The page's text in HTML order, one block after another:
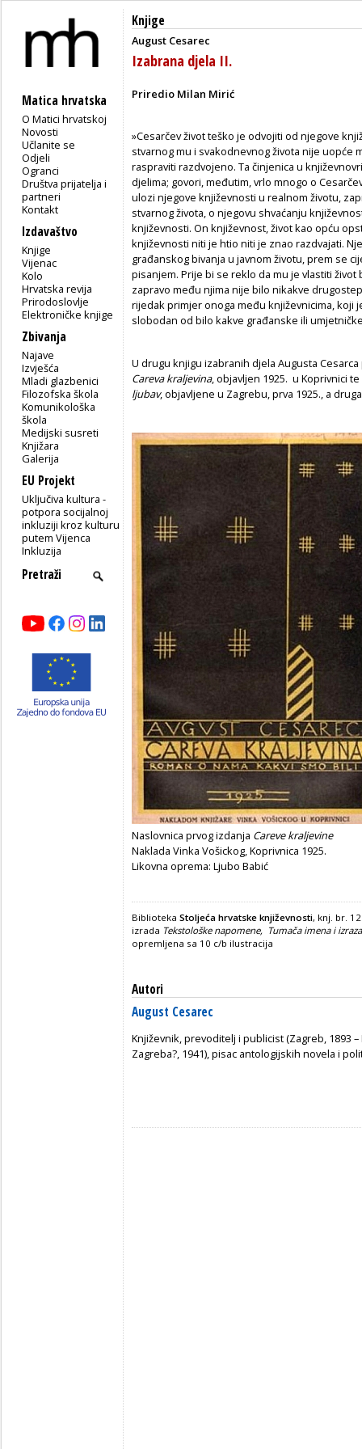
Matica hrvatska
O Matici hrvatskoj
Novosti
Učlanite se
Odjeli
Ogranci
Društva prijatelja i
partneri
Kontakt
Izdavaštvo
Knjige
Vijenac
Kolo
Hrvatska revija
Prirodoslovlje
Elektroničke knjige
Zbivanja
Najave
Izvješća
Mladi glazbenici
Filozofska škola
Komunikološka
škola
Medijski susreti
Knjižara
Galerija
EU Projekt
Uključiva kultura -
potpora socijalnoj
inkluziji kroz kulturu
putem Vijenca
Inkluzija
Knjige
August Cesarec
Izabrana djela II.
Priredio Milan Mirić
»Cesarčev život teško je odvojiti od njegove
stvarnog mu i svakodnevnog života nije uopće
raspraviti razdvojeno. Ta činjenica u
djelima; govori, međutim, vrlo mnogo o
ulozi njegove književnosti u realnom životu,
stvarnog života, o njegovu shvaćanju
književnosti. On književnost, život kao opću
književnosti niti je htio niti je znao razdvajati.
građanskog bivanja u javnom životu, prem se
pisanjem. Prije bi se reklo da mu je vlastiti
zapravo među njima nije bilo nikakve
rijedak primjer onoga među književnicima, koji
slobodan od bilo kakve građanske ili
U drugu knjigu izabranih djela Augusta
Careva kraljevina, objavljen 1925. u Koprivnici
ljubav, objavljene u Zagrebu, prva 1925., a
Naslovnica prvog izdanja Careve kraljevine
Naklada Vinka Vošickog, Koprivnica 1925.
Likovna oprema: Ljubo Babić
Biblioteka Stoljeća hrvatske književnosti, knj. br.
izrada Tekstološke napomene, Tumača imena i izraza
opremljena sa 10 c/b ilustracija
Autori
August Cesarec
Književnik, prevoditelj i publicist (Zagreb, 1893
Zagreba?, 1941), pisac antologijskih novela i